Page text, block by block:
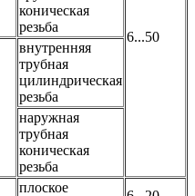
6...50
коническая
резьба
внутренняя
трубная
цилиндрическая
резьба
наружная
трубная
коническая
резьба
плоское